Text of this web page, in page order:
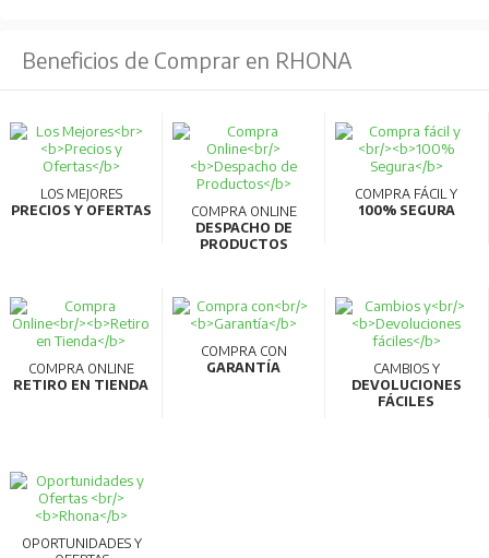
Beneficios de Comprar en RHONA
LOS MEJORES
PRECIOS Y OFERTAS
COMPRA ONLINE
DESPACHO DE
PRODUCTOS
COMPRA FÁCIL Y
100% SEGURA
COMPRA ONLINE
RETIRO EN TIENDA
COMPRA CON
GARANTÍA
CAMBIOS Y
DEVOLUCIONES
FÁCILES
OPORTUNIDADES Y